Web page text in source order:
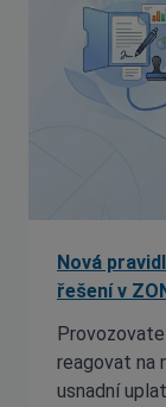
Nová
řešení v
reagovat na
usnadní